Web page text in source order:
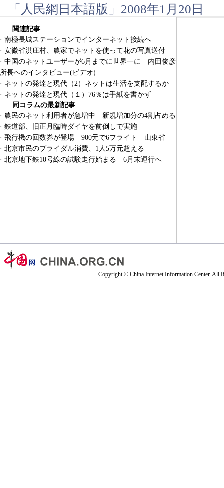
「人民網日本語版」2008年1月20日
関連記事
· 南極長城ステーションでインターネット接続へ
· 安徽省洪庄村、農家でネットを使って花の写真送付
· 中国のネットユーザーが6月までに世界一に 内田俊彦
所長へのインタビュー(ビデオ)
· ネットの発達と現代（2）ネットは生活を支配するか
· ネットの発達と現代（１）76％は手紙を書かず
同コラムの最新記事
· 農民のネット利用者が急増中 新規増加分の4割占める
· 鉄道部、旧正月臨時ダイヤを前倒しで実施
· 飛行機の回数券が登場 900元で6フライト 山東省
· 北京市民のブライダル消費、1人5万元超える
· 北京地下鉄10号線の試験走行始まる 6月末運行へ